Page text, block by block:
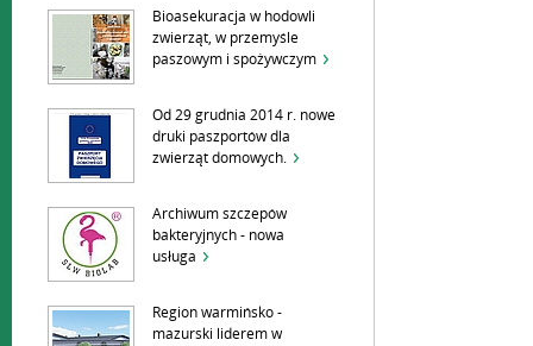
Bioasekuracja w hodowli
zwierząt, w przemyśle
paszowym i spożywczym
Od 29 grudnia 2014 r. nowe
druki paszportów dla
zwierząt domowych.
Archiwum szczepów
bakteryjnych - nowa
usługa
Region warmińsko -
mazurski liderem w